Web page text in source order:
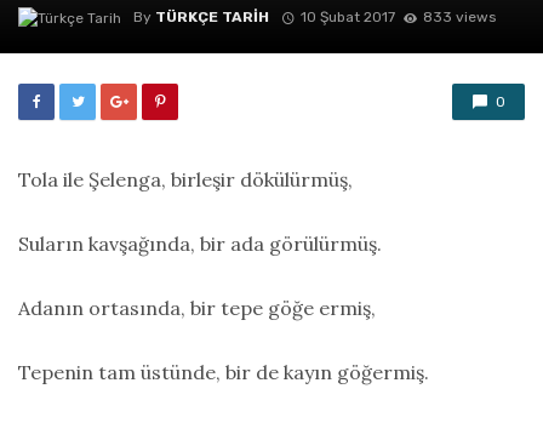
By TÜRKÇE TARIH 10 Şubat 2017 833 views
0
Tola ile Şelenga, birleşir dökülürmüş,
Suların kavşağında, bir ada görülürmüş.
Adanın ortasında, bir tepe göğe ermiş,
Tepenin tam üstünde, bir de kayın göğermiş.